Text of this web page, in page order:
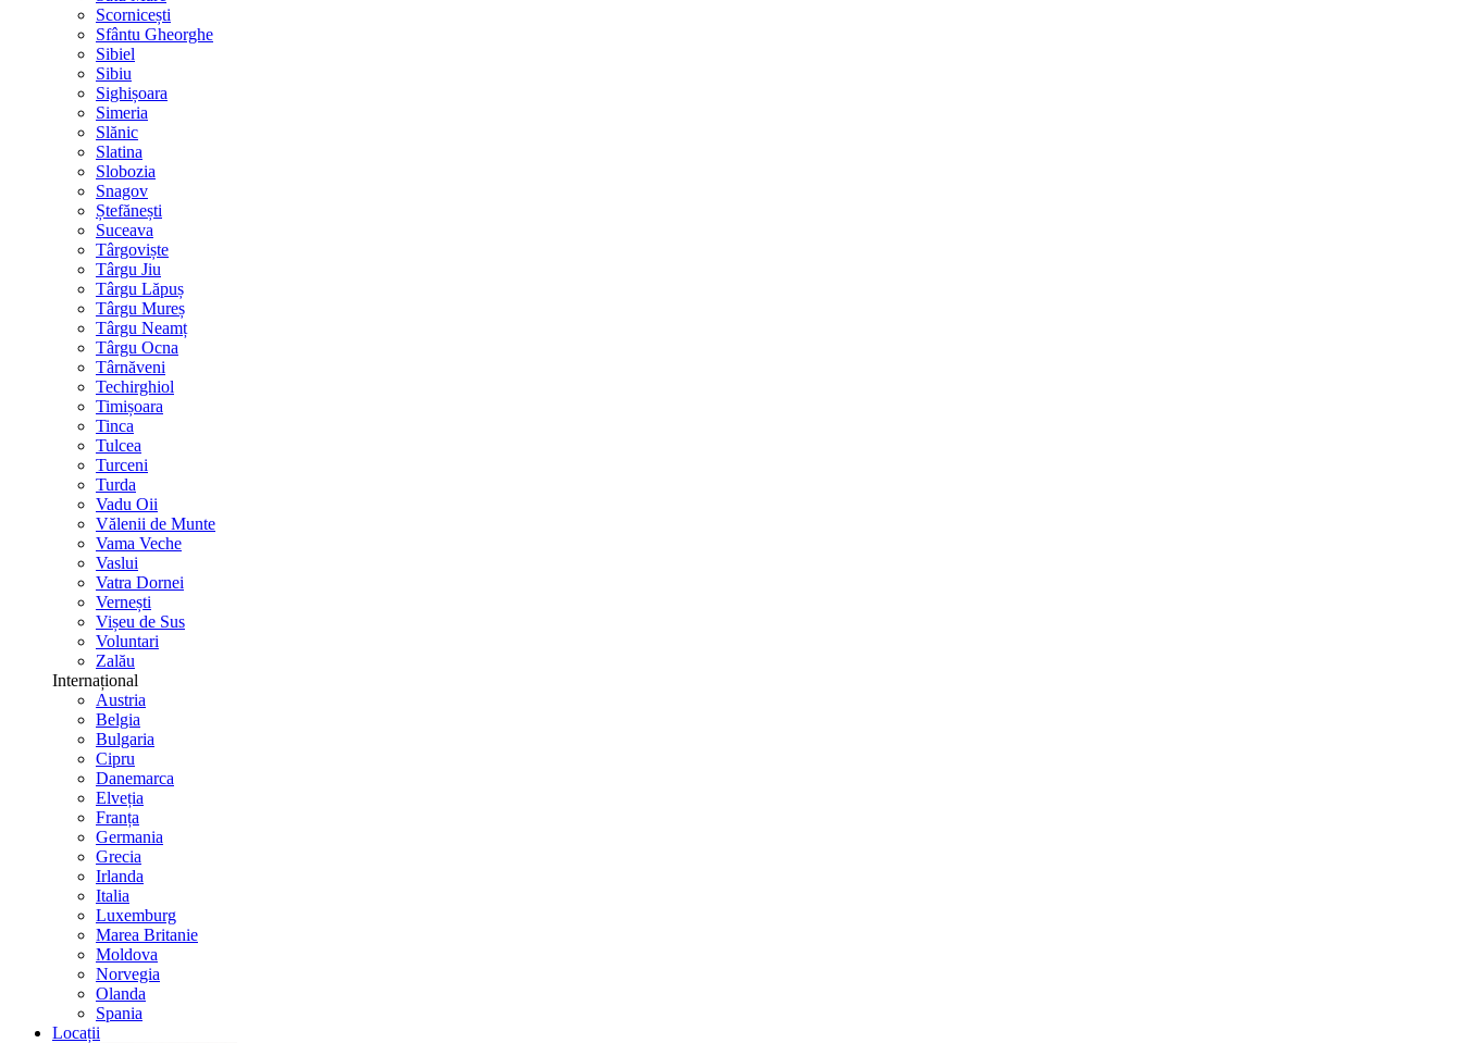
Scornicești
Sfântu Gheorghe
Sibiel
Sibiu
Sighișoara
Simeria
Slănic
Slatina
Slobozia
Snagov
Ștefănești
Suceava
Târgoviște
Târgu Jiu
Târgu Lăpuș
Târgu Mureș
Târgu Neamț
Târgu Ocna
Târnăveni
Techirghiol
Timișoara
Tinca
Tulcea
Turceni
Turda
Vadu Oii
Vălenii de Munte
Vama Veche
Vaslui
Vatra Dornei
Vernești
Vișeu de Sus
Voluntari
Zalău
Internațional
Austria
Belgia
Bulgaria
Cipru
Danemarca
Elveția
Franța
Germania
Grecia
Irlanda
Italia
Luxemburg
Marea Britanie
Moldova
Norvegia
Olanda
Spania
Locații